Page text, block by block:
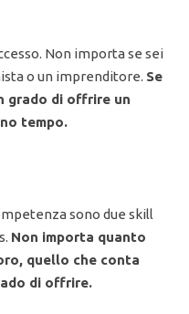
Non importa se sei
o un imprenditore. Se
grado di offrire un
tempo.
sono due skill
Non importa quanto
quello che conta
di offrire.